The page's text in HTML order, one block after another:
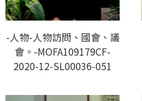
-人物-人物訪問、國會、議
會。-MOFA109179CF-
2020-12-SL00036-051